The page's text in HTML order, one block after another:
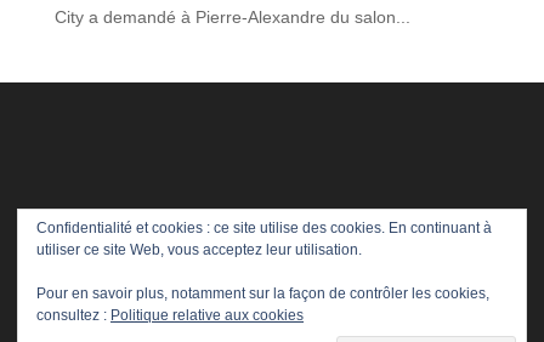
City a demandé à Pierre-Alexandre du salon...
Confidentialité et cookies : ce site utilise des cookies. En continuant à
utiliser ce site Web, vous acceptez leur utilisation.
Pour en savoir plus, notamment sur la façon de contrôler les cookies,
consultez : Politique relative aux cookies